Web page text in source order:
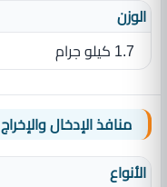
الوزن
1.7 كيلو جرام
منافذ الإدخال والإخراج
الأنواع